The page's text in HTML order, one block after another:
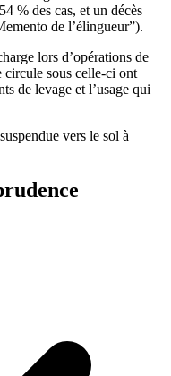
% des cas, et un décès
de l’élingueur”).
lors d’opérations de
circule sous celle-ci ont
de levage et l’usage qui
vers le sol à